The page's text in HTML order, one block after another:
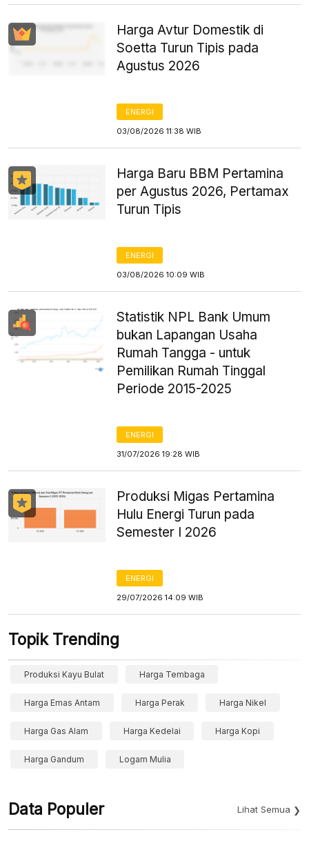
Harga Avtur Domestik di
Soetta Turun Tipis pada
Agustus 2026
ENERGI
03/08/2026 11:38 WIB
Harga Baru BBM Pertamina
per Agustus 2026, Pertamax
Turun Tipis
ENERGI
03/08/2026 10:09 WIB
Statistik NPL Bank Umum
bukan Lapangan Usaha
Rumah Tangga - untuk
Pemilikan Rumah Tinggal
Periode 2015-2025
ENERGI
31/07/2026 19:28 WIB
Produksi Migas Pertamina
Hulu Energi Turun pada
Semester I 2026
ENERGI
29/07/2026 14:09 WIB
Topik Trending
Produksi Kayu Bulat Harga Tembaga
Harga Emas Antam Harga Perak Harga Nikel
Harga Gas Alam Harga Kedelai Harga Kopi
Harga Gandum Logam Mulia
Data Populer Lihat Semua